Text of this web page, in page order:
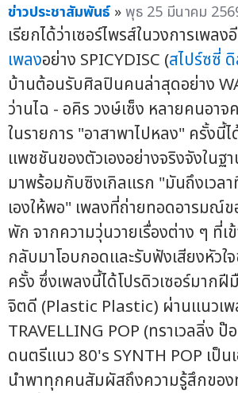
ข่าวประชาสัมพันธ์ »พุธ 25 มีนาคม
เรียกได้ว่าเซอร์ไพรส์ในวงการเพลง
เพลงอย่าง SPICYDISC (สไปร์ซซี่
บ้านต้อนรับศิลปินคนล่าสุดอย่าง
ว่านไฉ - อคิร วงษ์เซ็ง หลายคนอา
ในรายการ "อาสาพาไปหลง" ครั้งนี้
แพชชันของตัวเองอย่างจริงจังในฐ
มาพร้อมกับซิงเกิลแรก "มันถึงเวล
เองให้พอ" เพลงที่ถ่ายทอดอารมณ์
พัก จากความวุ่นวายเรื่องต่าง ๆ ที่เ
กลับมาโอบกอดและรับฟังเสียงหัวใ
ครั้ง ซึ่งเพลงนี้ได้โปรดิวเซอร์มาก
จิตดี (Plastic Plastic) ผ่านแนวเ
TRAVELLING POP (ทราเวลลิ่ง
ดนตรีแนว 80's SYNTH POP เป็
นำพาทุกคนสัมผัสถึงความรู้สึกของ